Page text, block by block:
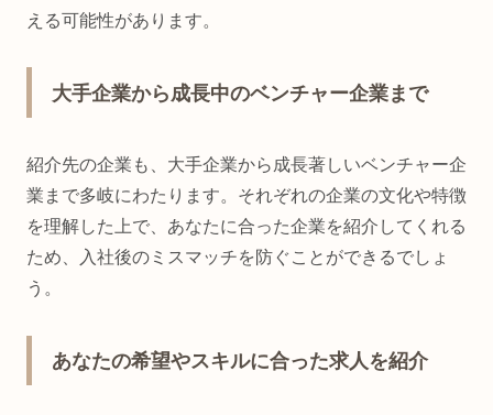
える可能性があります。
大手企業から成長中のベンチャー企業まで
紹介先の企業も、大手企業から成長著しいベンチャー企
業まで多岐にわたります。それぞれの企業の文化や特徴
を理解した上で、あなたに合った企業を紹介してくれる
ため、入社後のミスマッチを防ぐことができるでしょ
う。
あなたの希望やスキルに合った求人を紹介